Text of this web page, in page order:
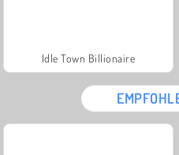
Idle Town Billionaire